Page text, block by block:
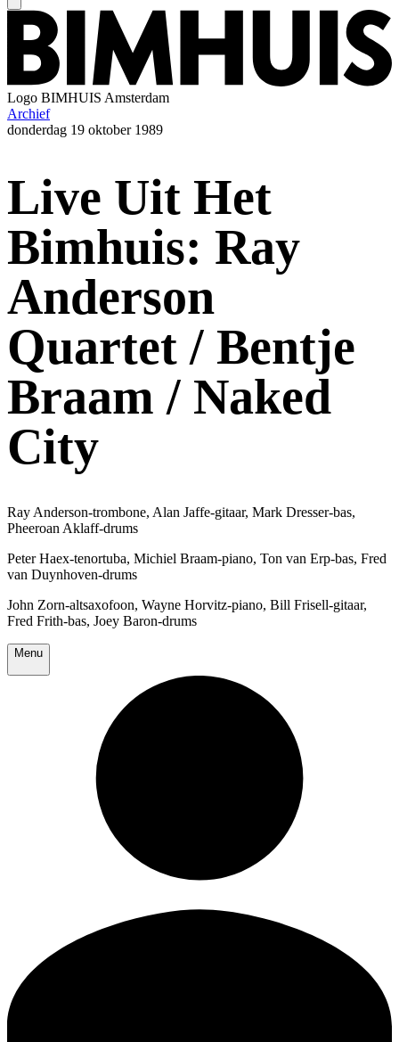
Logo BIMHUIS Amsterdam
Archief
donderdag 19 oktober 1989
Live Uit Het
Bimhuis: Ray
Anderson
Quartet / Bentje
Braam / Naked
City
Ray Anderson-trombone, Alan Jaffe-gitaar, Mark Dresser-bas,
Pheeroan Aklaff-drums
Peter Haex-tenortuba, Michiel Braam-piano, Ton van Erp-bas, Fred
van Duynhoven-drums
John Zorn-altsaxofoon, Wayne Horvitz-piano, Bill Frisell-gitaar,
Fred Frith-bas, Joey Baron-drums
Menu